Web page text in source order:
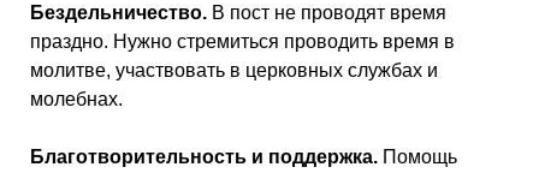
Бездельничество.В пост не проводят время
праздно. Нужно стремиться проводить время в
молитве, участвовать в церковных службах и
молебнах.
Благотворительность и поддержка.Помощь